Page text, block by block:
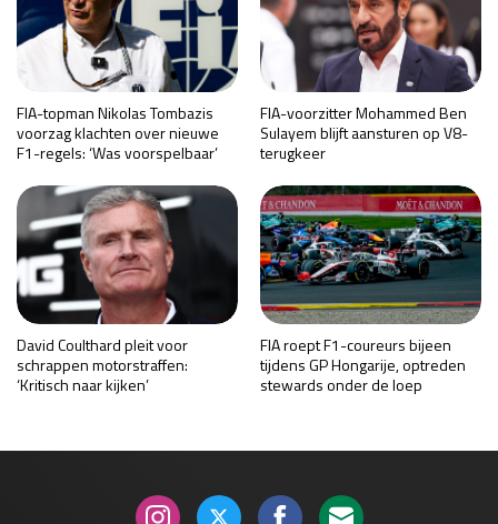
FIA-topman Nikolas Tombazis
voorzag klachten over nieuwe
F1-regels: ‘Was voorspelbaar’
FIA-voorzitter Mohammed Ben
Sulayem blijft aansturen op V8-
terugkeer
David Coulthard pleit voor
schrappen motorstraffen:
‘Kritisch naar kijken’
FIA roept F1-coureurs bijeen
tijdens GP Hongarije, optreden
stewards onder de loep